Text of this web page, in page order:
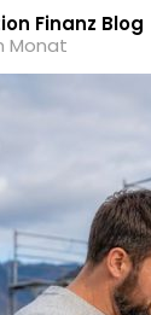
Finanz Blog
Monat